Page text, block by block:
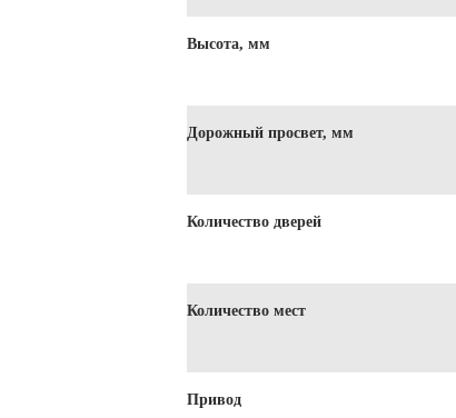
Высота, мм
Дорожный просвет, мм
Количество дверей
Количество мест
Привод